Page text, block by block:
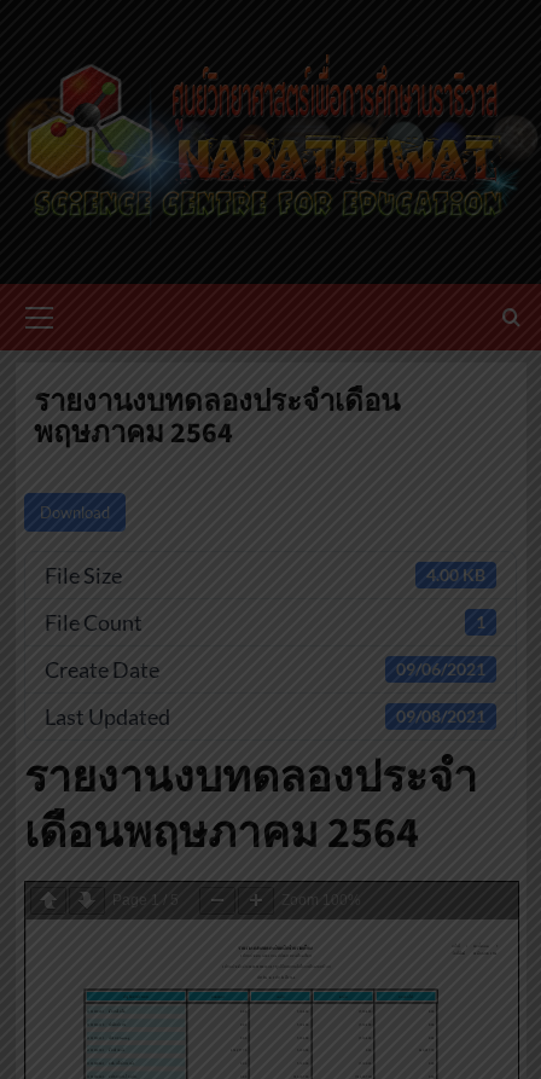
content
Menu
รายงานงบทดลองประจำเดือน
พฤษภาคม 2564
Download
File Size 4.00 KB
File Count 1
Create Date 09/06/2021
Last Updated 09/08/2021
รายงานงบทดลองประจำ
เดือนพฤษภาคม 2564
Page 1 / 5 Zoom 100%